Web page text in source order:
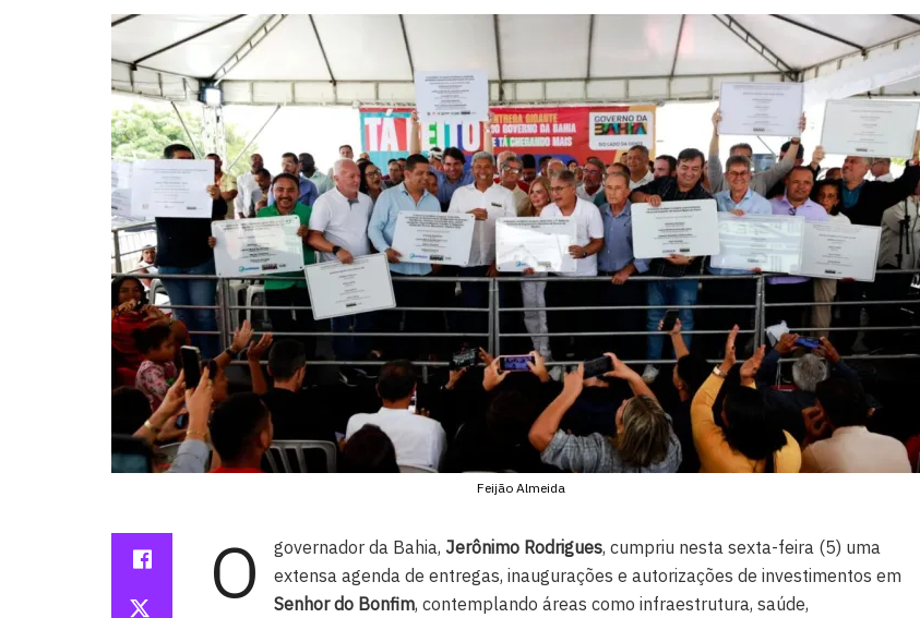
Feijão Almeida
O governador da Bahia, Jerônimo Rodrigues, cumpriu nesta sexta-feira (5) uma
extensa agenda de entregas, inaugurações e autorizações de investimentos em
Senhor do Bonfim, contemplando áreas como infraestrutura, saúde,